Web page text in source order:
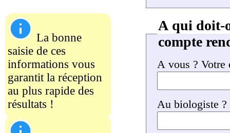
La bonne
saisie de ces
informations vous
garantit la réception
au plus rapide des
résultats !
A qui doit-
compte
A vous ? Votre
Au biologiste ?